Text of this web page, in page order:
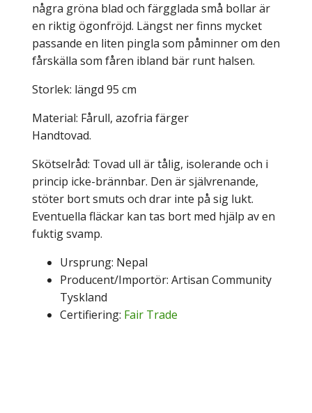
några gröna blad och färgglada små bollar är
en riktig ögonfröjd. Längst ner finns mycket
passande en liten pingla som påminner om den
fårskälla som fåren ibland bär runt halsen.
Storlek: längd 95 cm
Material: Fårull, azofria färger
Handtovad.
Skötselråd: Tovad ull är tålig, isolerande och i
princip icke-brännbar. Den är självrenande,
stöter bort smuts och drar inte på sig lukt.
Eventuella fläckar kan tas bort med hjälp av en
fuktig svamp.
Ursprung: Nepal
Producent/Importör: Artisan Community
Tyskland
Certifiering: Fair Trade